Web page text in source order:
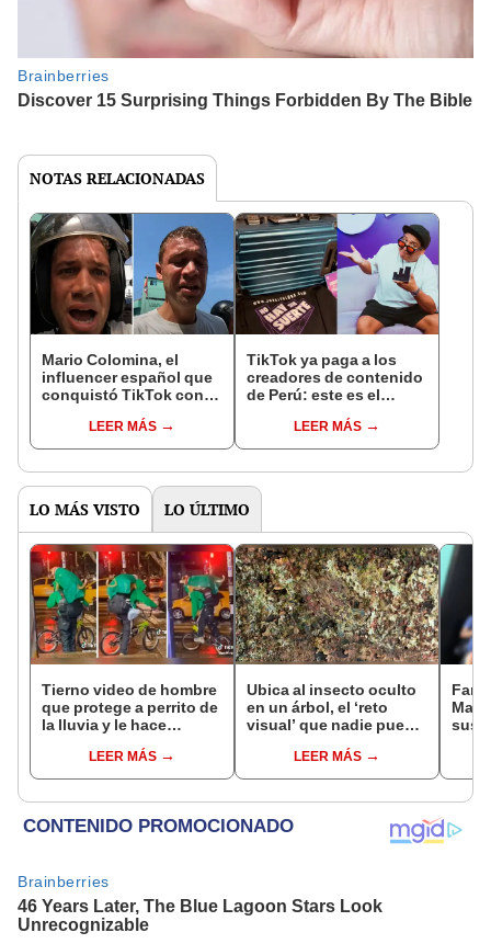
NOTAS RELACIONADAS
Mario Colomina, el
influencer español que
conquistó TikTok con
"Mi amor nació por la
gastronomía"
LEER MÁS
TikTok ya paga a los
creadores de contenido
de Perú: este es el
llegar a cobrar por 1.000
vistas
LEER MÁS
LO MÁS VISTO LO ÚLTIMO
Tierno video de hombre
que protege a perrito de
la lluvia y le hace
LEER MÁS
Ubica al insecto oculto
en un árbol, el ‘reto
visual’ que nadie puede
LEER MÁS
sus